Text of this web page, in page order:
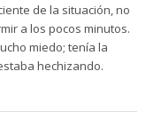
de la situación, no
a los pocos minutos.
miedo; tenía la
hechizando.